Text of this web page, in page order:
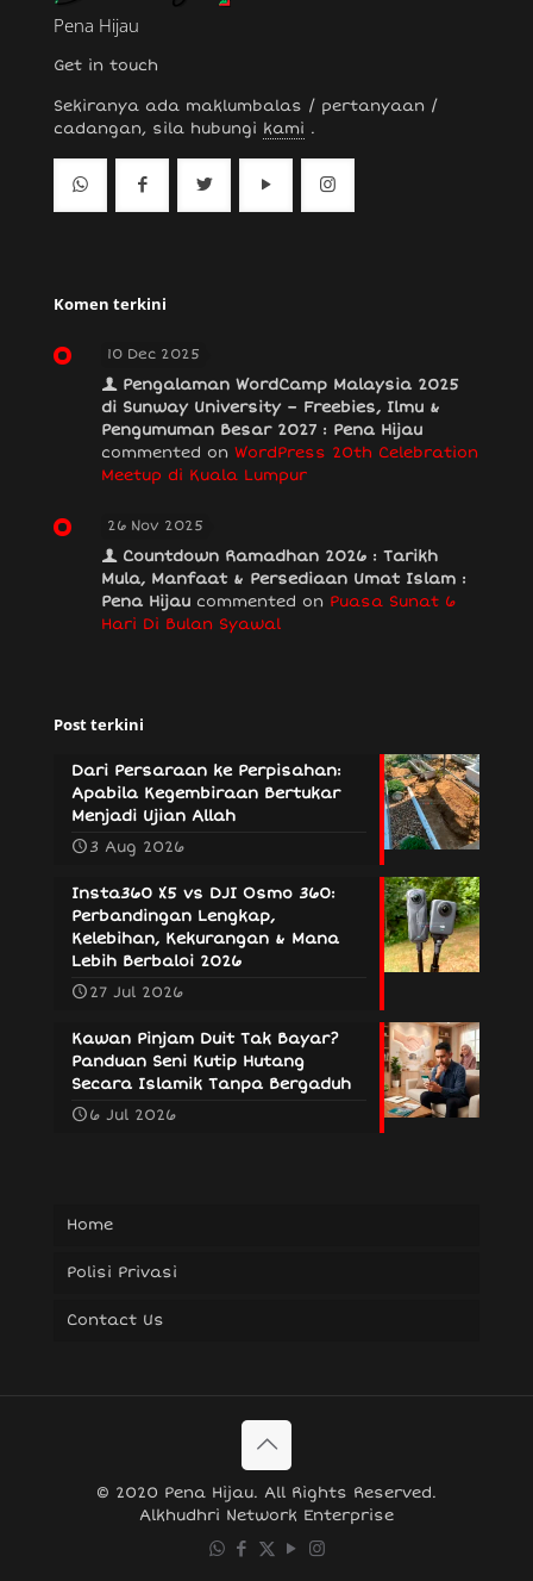
Pena Hijau
Get in touch
Sekiranya ada maklumbalas / pertanyaan /
cadangan, sila hubungi kami .
Komen terkini
10 Dec 2025
Pengalaman WordCamp Malaysia 2025
di Sunway University – Freebies, Ilmu &
Pengumuman Besar 2027 : Pena Hijau
commented on WordPress 20th Celebration
Meetup di Kuala Lumpur
26 Nov 2025
Countdown Ramadhan 2026 : Tarikh
Mula, Manfaat & Persediaan Umat Islam :
Pena Hijau commented on Puasa Sunat 6
Hari Di Bulan Syawal
Post terkini
Dari Persaraan ke Perpisahan:
Apabila Kegembiraan Bertukar
Menjadi Ujian Allah
3 Aug 2026
Insta360 X5 vs DJI Osmo 360:
Perbandingan Lengkap,
Kelebihan, Kekurangan & Mana
Lebih Berbaloi 2026
27 Jul 2026
Kawan Pinjam Duit Tak Bayar?
Panduan Seni Kutip Hutang
Secara Islamik Tanpa Bergaduh
6 Jul 2026
Home
Polisi Privasi
Contact Us
© 2020 Pena Hijau. All Rights Reserved.
Alkhudhri Network Enterprise